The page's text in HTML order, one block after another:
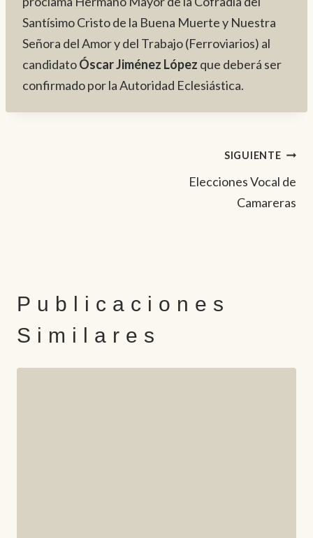
Santísimo Cristo de la Buena Muerte y Nuestra
Señora del Amor y del Trabajo (Ferroviarios) al
candidatoÓscar Jiménez López que deberá ser
confirmado por la Autoridad Eclesiástica.
SIGUIENTE
Elecciones Vocal de
Camareras
Publicaciones
Similares